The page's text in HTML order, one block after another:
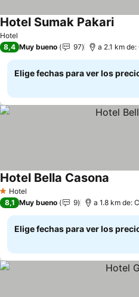
Hotel
Hotel Sumak PakariVer
8,4 Muy bueno 97 a 2.1 km
Elige fechas para ver los
1 Estrellas
Hotel
Hotel Bella Casona
8,1 Muy bueno 9 a 1.8 km de:
Elige fechas para ver los